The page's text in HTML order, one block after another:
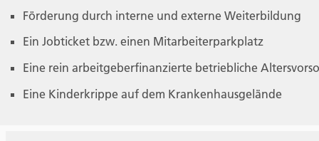
Förderung durch interne und externe Weiterbildung
Ein Jobticket bzw. einen Mitarbeiterparkplatz
Eine rein arbeitgeberfinanzierte betriebliche
Eine Kinderkrippe auf dem Krankenhausgelände